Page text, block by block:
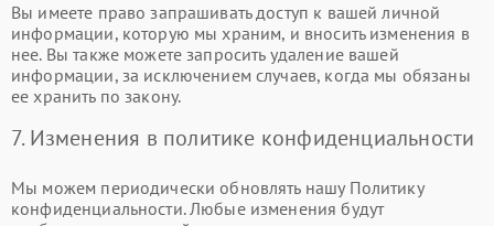
Вы имеете право запрашивать доступ к вашей личной
информации, которую мы храним, и вносить изменения в
нее. Вы также можете запросить удаление вашей
информации, за исключением случаев, когда мы обязаны
ее хранить по закону.
7. Изменения в политике конфиденциальности
Мы можем периодически обновлять нашу Политику
конфиденциальности. Любые изменения будут